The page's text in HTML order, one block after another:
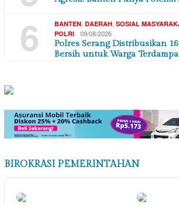
6 BANTEN DAERAH SOSIAL
POLRI
09/08/2026
Polres Serang Distribusikan
Bersih untuk Warga
BIROKRASI PEMERINTAHAN